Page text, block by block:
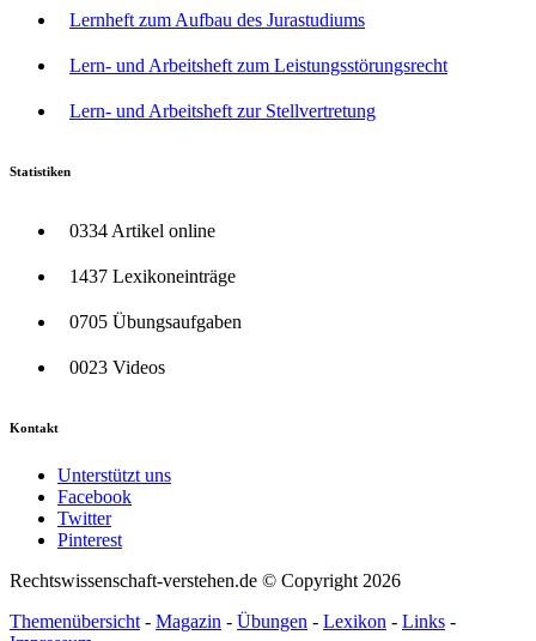
Lernheft zum Aufbau des Jurastudiums
Lern- und Arbeitsheft zum Leistungsstörungsrecht
Lern- und Arbeitsheft zur Stellvertretung
Statistiken
0334 Artikel online
1437 Lexikoneinträge
0705 Übungsaufgaben
0023 Videos
Kontakt
Unterstützt uns
Facebook
Twitter
Pinterest
Rechtswissenschaft-verstehen.de © Copyright 2026
Themenübersicht - Magazin - Übungen - Lexikon - Links -